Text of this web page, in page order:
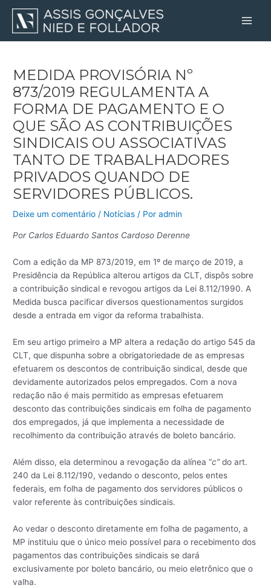
MEDIDA PROVISÓRIA Nº
873/2019 REGULAMENTA A
FORMA DE PAGAMENTO E O
QUE SÃO AS CONTRIBUIÇÕES
SINDICAIS OU ASSOCIATIVAS
TANTO DE TRABALHADORES
PRIVADOS QUANDO DE
SERVIDORES PÚBLICOS.
Deixe um comentário / Notícias / Poradmin
Por Carlos Eduardo Santos Cardoso Derenne
Com a edição da MP 873/2019, em 1º de março de 2019, a
Presidência da República alterou artigos da CLT, dispôs sobre
a contribuição sindical e revogou artigos da Lei 8.112/1990. A
Medida busca pacificar diversos questionamentos surgidos
desde a entrada em vigor da reforma trabalhista.
Em seu artigo primeiro a MP altera a redação do artigo 545 da
CLT, que dispunha sobre a obrigatoriedade de as empresas
efetuarem os descontos de contribuição sindical, desde que
devidamente autorizados pelos empregados. Com a nova
redação não é mais permitido as empresas efetuarem
desconto das contribuições sindicais em folha de pagamento
dos empregados, já que implementa a necessidade de
recolhimento da contribuição através de boleto bancário.
Além disso, ela determinou a revogação da alínea “c”do art.
240 da Lei 8.112/190, vedando o desconto, pelos entes
federais, em folha de pagamento dos servidores públicos o
valor referente às contribuições sindicais.
Ao vedar o desconto diretamente em folha de pagamento, a
MP instituiu que o único meio possível para o recebimento dos
pagamentos das contribuições sindicais se dará
exclusivamente por boleto bancário, ou meio eletrônico que o
valha.
navigation